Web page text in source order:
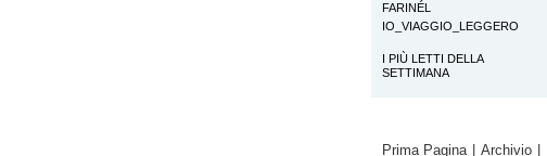
FARINÉL
IO_VIAGGIO_LEGGERO
I PIÙ LETTI DELLA
SETTIMANA
Prima Pagina Archivio